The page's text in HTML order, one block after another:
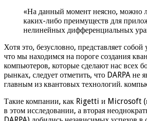
«На данный момент неясно, можно
каких-либо преимуществ для
нелинейных дифференциальных
Хотя это, безусловно, представляет собой
что мы находимся на пороге создания
компьютеров, которые сделают нас всех
рынках, следует отметить, что DARPA не
главным из квантовых технологий.
Такие компании, как Rigetti и Microsoft
в этом исследовании, а вторая